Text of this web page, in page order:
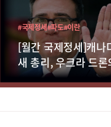
[월간 국제정세]캐나
새 총리, 우크라 드론
#국제정세#파도#이란